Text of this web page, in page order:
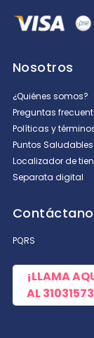
Dirección
Escribe
Nosotros
¿Quiénes somos?
Preguntas
Políticas y
Puntos Saludables
Localizador de
Separata digital
PQRS
¡LLAMA
AL